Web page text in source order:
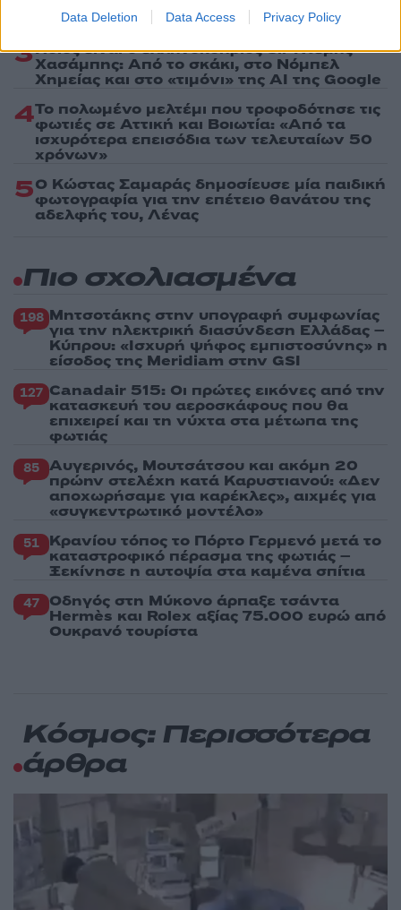
Data Deletion Data Access Privacy Policy
φωνή της μεταπολίτευσης
3Ποιος είναι ο ελληνοκύπριος Sir Ντέμης
Χασάμπης: Από το σκάκι, στο Νόμπελ
Χημείας και στο «τιμόνι» της AI της Google
4Το πολωμένο μελτέμι που τροφοδότησε τις
φωτιές σε Αττική και Βοιωτία: «Από τα
ισχυρότερα επεισόδια των τελευταίων 50
χρόνων»
5Ο Κώστας Σαμαράς δημοσίευσε μία παιδική
φωτογραφία για την επέτειο θανάτου της
αδελφής του, Λένας
Πιο σχολιασμένα
198 Μητσοτάκης στην υπογραφή συμφωνίας
για την ηλεκτρική διασύνδεση Ελλάδας –
Κύπρου: «Ισχυρή ψήφος εμπιστοσύνης» η
είσοδος της Meridiam στην GSI
127 Canadair 515: Οι πρώτες εικόνες από την
κατασκευή του αεροσκάφους που θα
επιχειρεί και τη νύχτα στα μέτωπα της
φωτιάς
85 Αυγερινός, Μουτσάτσου και ακόμη 20
πρώην στελέχη κατά Καρυστιανού: «Δεν
αποχωρήσαμε για καρέκλες», αιχμές για
«συγκεντρωτικό μοντέλο»
51 Κρανίου τόπος το Πόρτο Γερμενό μετά το
καταστροφικό πέρασμα της φωτιάς –
Ξεκίνησε η αυτοψία στα καμένα σπίτια
47 Οδηγός στη Μύκονο άρπαξε τσάντα
Hermès και Rolex αξίας 75.000 ευρώ από
Ουκρανό τουρίστα
Κόσμος: Περισσότερα
άρθρα